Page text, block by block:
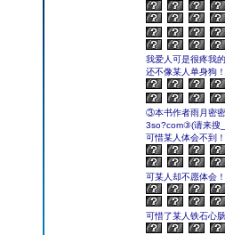
我爱人可是很疼我
还不像某人单身狗
③本书作者雨月密
3so?com③(请来搜
可惜某人体会不到
可某人却不愿体会
可惜了某人铁石心